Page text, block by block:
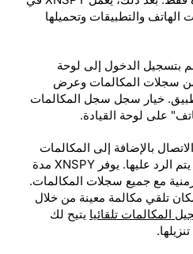
والتطبيقات وتحميلها
بتسجيل الدخول إلى لوحة
سجلات المكالمات وعرض
خيار سجل سجل المكالمات
على لوحة القيادة.
بالإضافة إلى المكالمات
الواردة أو الصادرة أو التي لم يتم الرد عليها. يوفر XNSPY مدة
مع جميع سجلات المكالمات.
تلقي مكالمة معينة من خلال
المكالمات تلقائيا يتيح لك